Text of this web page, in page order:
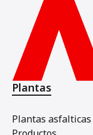
Plantas
Plantas asfalticas